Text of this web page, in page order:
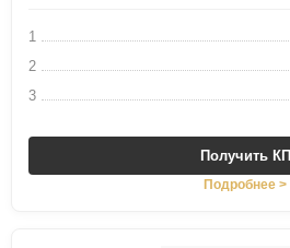
1
2
3
Получить КП
Подробнее >